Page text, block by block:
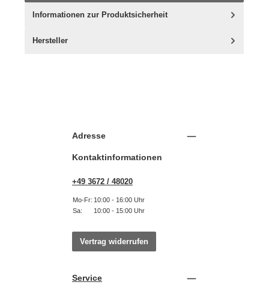
Informationen zur Produktsicherheit
Hersteller
Adresse
Kontaktinformationen
+49 3672 / 48020
Mo-Fr: 10:00 - 16:00 Uhr
Sa:
10:00 - 15:00 Uhr
Vertrag widerrufen
Service